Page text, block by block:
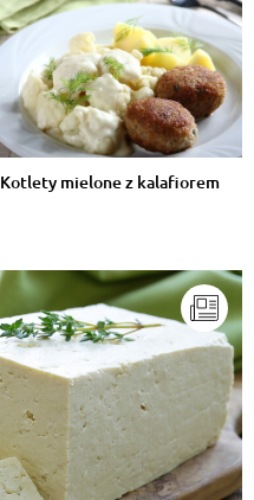
Kotlety mielone z kalafiorem